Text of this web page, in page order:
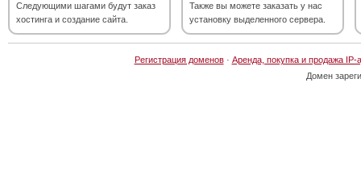
Следующими шагами будут заказ
хостинга и создание сайта.
Также вы можете заказать у нас
установку выделенного сервера.
Регистрация доменов· Аренда, покупка и продажа IP-
Домен